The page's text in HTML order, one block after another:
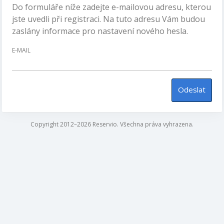
Do formuláře níže zadejte e-mailovou adresu, kterou
jste uvedli při registraci. Na tuto adresu Vám budou
zaslány informace pro nastavení nového hesla.
E-MAIL
Odeslat
Copyright 2012–2026 Reservio. Všechna práva vyhrazena.